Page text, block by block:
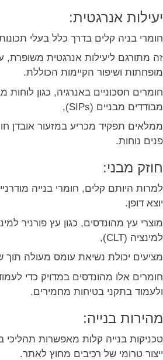
יעילות אנרגטית:
חומרי בניה קלים בדרך כלל בעלי
זה מתורגם ליעילות אנרגטית משופרת,
מופחתות ושיפור הקיימות הכוללת.
חומרים חסכוניים באנרגיה, כגון לוחות
מבודדים מבניים (SIPs),
ממלאים תפקיד מכריע במזעור אובדן
פנים נוחות.
חוזק מבני:
למרות היותם קלים, חומרי בנייה
יוצא דופן.
למינציה (CLT),
מציעים יכולת נשיאת עומס מעולה תוך
חומרים אלו מהונדסים במדויק כדי
ולעמוד בתקני בטיחות מחמירים.
מהירות בנייה:
טכניקות בנייה קלות מאפשרות תהליכי
ייצור טרומי של רכיבים מחוץ לאתר.